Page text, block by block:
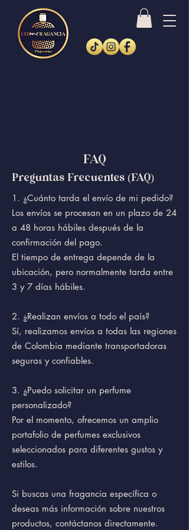
FAQ
Preguntas Frecuentes (FAQ)
1.⁠ ⁠¿Cuánto tarda el envío de mi pedido?
Los envíos se procesan en un plazo de 24
a 48 horas hábiles después de la
confirmación del pago.
El tiempo de entrega depende de la
ubicación, pero normalmente tarda entre
3 y 7 días hábiles.
2.⁠ ⁠¿Realizan envíos a todo el país?
Sí, realizamos envíos a todas las regiones
de Colombia mediante transportadoras
seguras y confiables.
3.⁠ ⁠¿Puedo solicitar un perfume
personalizado?
Por el momento, ofrecemos un amplio
portafolio de perfumes exclusivos
seleccionados para diferentes gustos y
estilos.
Si buscas una fragancia específica o
deseas más información sobre nuestros
productos, contáctanos directamente.